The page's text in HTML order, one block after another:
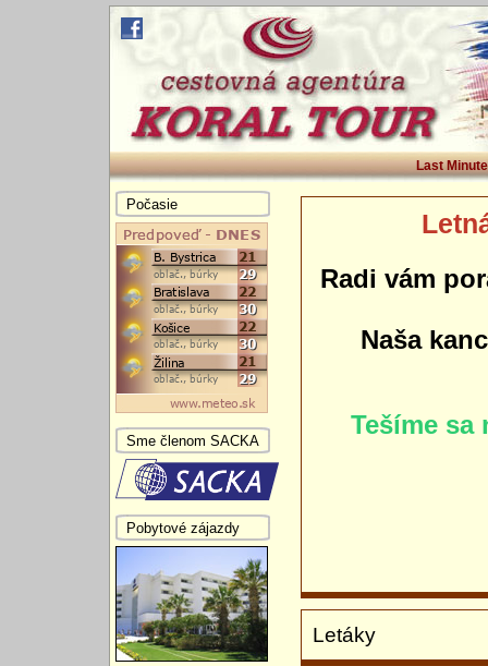
Last Minute
Radi vám
Naša
Tešíme sa
Letáky
Počasie
Sme členom SACKA
Pobytové zájazdy